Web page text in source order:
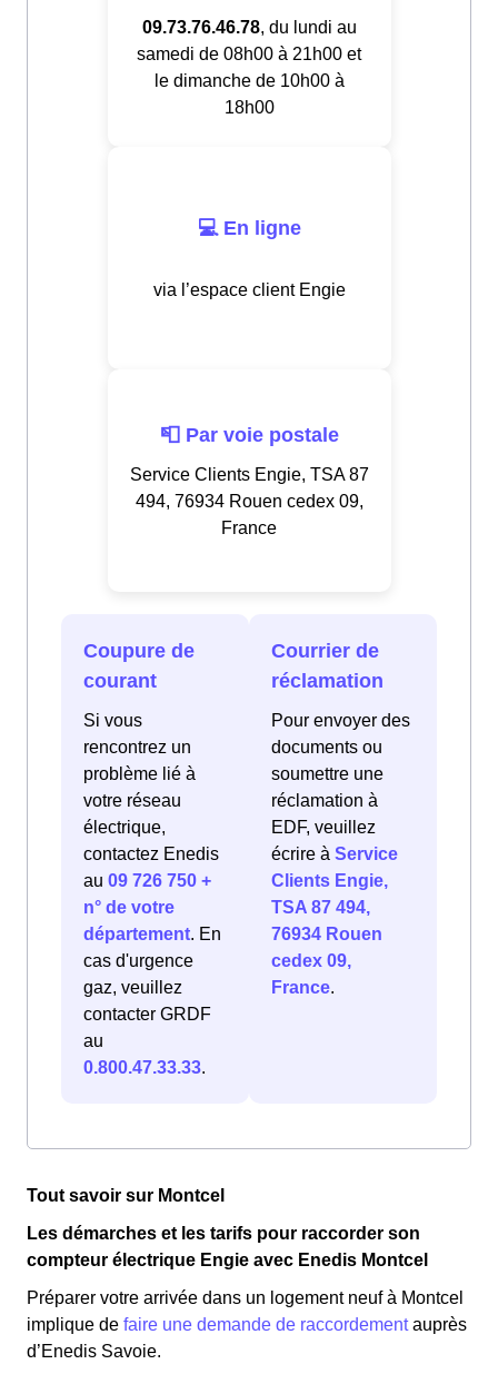
09.73.76.46.78, du lundi au
samedi de 08h00 à 21h00 et
le dimanche de 10h00 à
18h00
💻 En ligne
via l’espace client Engie
📮 Par voie postale
Service Clients Engie, TSA 87
494, 76934 Rouen cedex 09,
France
Coupure de
courant
Si vous
rencontrez un
problème lié à
votre réseau
électrique,
contactez Enedis
au 09 726 750 +
n° de votre
département. En
cas d'urgence
gaz, veuillez
contacter GRDF
au
0.800.47.33.33.
Courrier de
réclamation
Pour envoyer des
documents ou
soumettre une
réclamation à
EDF, veuillez
écrire à Service
Clients Engie,
TSA 87 494,
76934 Rouen
cedex 09,
France.
Tout savoir sur Montcel
Les démarches et les tarifs pour raccorder son
compteur électrique Engie avec Enedis Montcel
Préparer votre arrivée dans un logement neuf à Montcel
implique de faire une demande de raccordementauprès
d’Enedis Savoie.